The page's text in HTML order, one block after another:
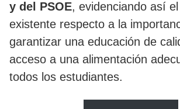
y del PSOE, evidenciando así
existente respecto a la
garantizar una educación de
acceso a una alimentación
todos los estudiantes.